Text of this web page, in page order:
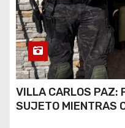
VILLA CARLOS PAZ:
SUJETO MIENTRAS